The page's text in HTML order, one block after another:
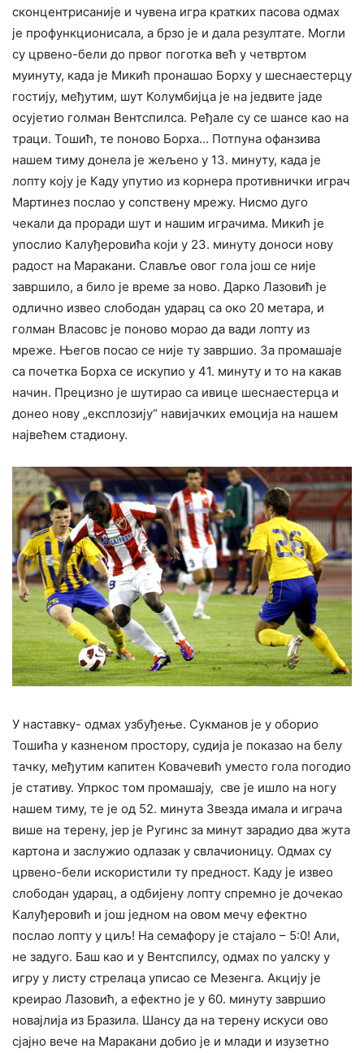
сконцентрисаније и чувена игра кратких пасова одмах
је профункционисала, а брзо је и дала резултате. Могли
су црвено-бели до првог поготка већ у четвртом
муинуту, када је Микић пронашао Борху у шеснаестерцу
гостију, међутим, шут Колумбијца је на једвите јаде
осујетио голман Вентспилса. Ређале су се шансе као на
траци. Тошић, те поново Борха… Потпуна офанзива
нашем тиму донела је жељено у 13. минуту, када је
лопту коју је Каду упутио из корнера противнички играч
Мартинез послао у сопствену мрежу. Нисмо дуго
чекали да проради шут и нашим играчима. Микић је
упослио Калуђеровића који у 23. минуту доноси нову
радост на Маракани. Славље овог гола још се није
завршило, а било је време за ново. Дарко Лазовић је
одлично извео слободан ударац са око 20 метара, и
голман Власовс је поново морао да вади лопту из
мреже. Његов посао се није ту завршио. За промашаје
са почетка Борха се искупио у 41. минуту и то на какав
начин. Прецизно је шутирао са ивице шеснаестерца и
донео нову „експлозију“ навијачких емоција на нашем
највећем стадиону.
У наставку- одмах узбуђење. Сукманов је у оборио
Тошића у казненом простору, судија је показао на белу
тачку, међутим капитен Ковачевић уместо гола погодио
је стативу. Упркос том промашају, све је ишло на ногу
нашем тиму, те је од 52. минута Звезда имала и играча
више на терену, јер је Ругинс за минут зарадио два жута
картона и заслужио одлазак у свлачионицу. Одмах су
црвено-бели искористили ту предност. Каду је извео
слободан ударац, а одбијену лопту спремно је дочекао
Калуђеровић и још једном на овом мечу ефектно
послао лопту у циљ! На семафору је стајало – 5:0! Али,
не задуго. Баш као и у Вентспилсу, одмах по уалску у
игру у листу стрелаца уписао се Мезенга. Акцију је
креирао Лазовић, а ефектно је у 60. минуту завршио
новајлија из Бразила. Шансу да на терену искуси ово
сјајно вече на Маракани добио је и млади и изузетно